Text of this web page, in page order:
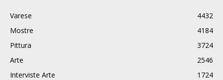
Varese
4432
Mostre
4184
Pittura
3724
Arte
2546
Interviste Arte
1724